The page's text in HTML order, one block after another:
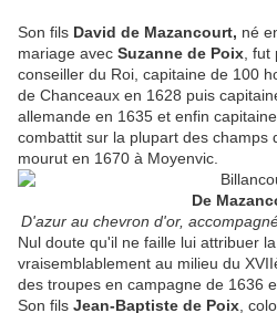
Son fils David de Mazancourt, né
mariage avec Suzanne de Poix ,
conseiller du Roi, capitaine de 100
de Chanceaux en 1628 puis
allemande en 1635 et enfin
combattit sur la plupart des champs
mourut en 1670 à Moyenvic.
De
D'azur au chevron d'or,
Nul doute qu'il ne faille lui attribuer
vraisemblablement au milieu du
des troupes en campagne de 1636
Son fils Jean-Baptiste de Poix ,